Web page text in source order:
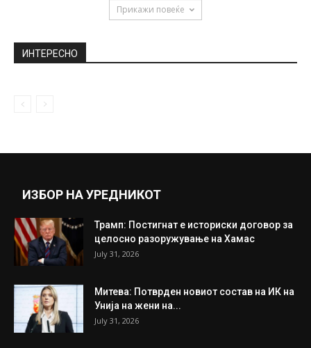
Прикажи повеќе
ИНТЕРЕСНО
ИЗБОР НА УРЕДНИКОТ
Трамп: Постигнат е историски договор за
целосно разоружување на Хамас
July 31, 2026
Митева: Потврден новиот состав на ИК на
Унија на жени на...
July 31, 2026